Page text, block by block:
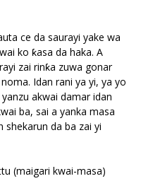
ce da saurayi yake wa
ko ƙasa da haka. A
zai rinƙa zuwa gonar
Idan rani ya yi, ya yo
akwai damar idan
ba, sai a yanka masa
shekarun da ba zai yi
(maigari kwai-masa)